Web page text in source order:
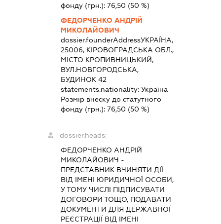
фонду (грн.):76,50 (50 %)
ФЕДОРЧЕНКО АНДРІЙ
МИКОЛАЙОВИЧ
dossier.founderAddressУКРАЇНА,
25006, КІРОВОГРАДСЬКА ОБЛ.,
МІСТО КРОПИВНИЦЬКИЙ,
ВУЛ.НОВГОРОДСЬКА,
БУДИНОК 42
statements.nationality:Україна
Розмір внеску до статутного
фонду (грн.):76,50 (50 %)
dossier.heads:
ФЕДОРЧЕНКО АНДРІЙ
МИКОЛАЙОВИЧ -
ПРЕДСТАВНИК ВЧИНЯТИ ДІЇ
ВІД ІМЕНІ ЮРИДИЧНОЇ ОСОБИ,
У ТОМУ ЧИСЛІ ПІДПИСУВАТИ
ДОГОВОРИ ТОЩО, ПОДАВАТИ
ДОКУМЕНТИ ДЛЯ ДЕРЖАВНОЇ
РЕЄСТРАЦІЇ ВІД ІМЕНІ